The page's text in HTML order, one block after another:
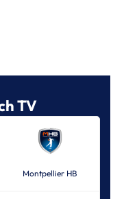
TV
Montpellier HB